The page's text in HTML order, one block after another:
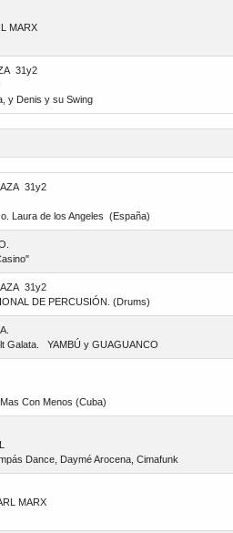
MARX
31y2
y Denis y su Swing
31y2
Laura de los Angeles (España)
31y2
DE PERCUSIÓN. (Drums)
Galata. YAMBÚ y GUAGUANCO
Con Menos (Cuba)
Dance, Daymé Arocena, Cimafunk
MARX